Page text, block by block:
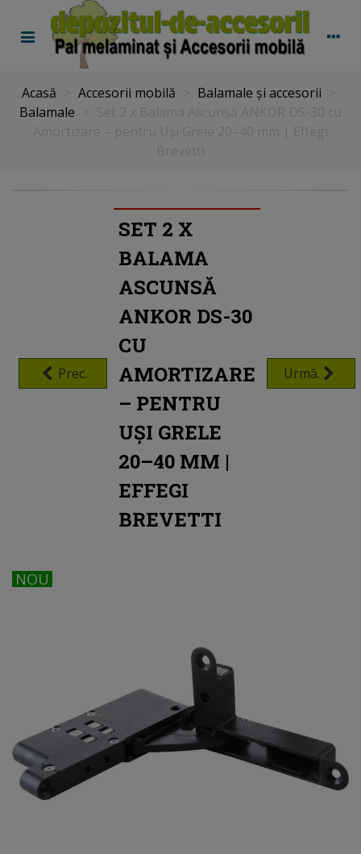
Acasă Accesorii mobilă Balamale și accesorii
Balamale
Prec.
SET 2 X
BALAMA
ASCUNSĂ
ANKOR DS-30
CU
AMORTIZARE
– PENTRU
UȘI GRELE
20–40 MM |
EFFEGI
BREVETTI
Urmă.
NOU
NOU